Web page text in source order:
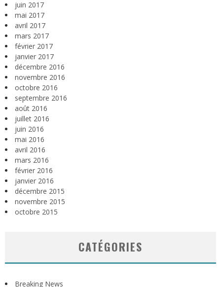
juin 2017
mai 2017
avril 2017
mars 2017
février 2017
janvier 2017
décembre 2016
novembre 2016
octobre 2016
septembre 2016
août 2016
juillet 2016
juin 2016
mai 2016
avril 2016
mars 2016
février 2016
janvier 2016
décembre 2015
novembre 2015
octobre 2015
CATÉGORIES
Breaking News